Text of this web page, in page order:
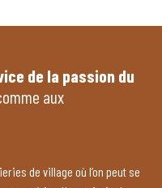
de la passion du
aux
de village où l’on peut se